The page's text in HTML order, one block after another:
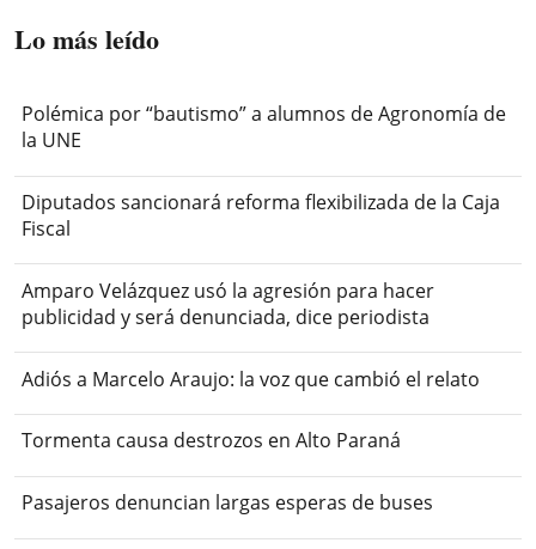
Lo más leído
Polémica por “bautismo” a alumnos de Agronomía de
la UNE
Diputados sancionará reforma flexibilizada de la Caja
Fiscal
Amparo Velázquez usó la agresión para hacer
publicidad y será denunciada, dice periodista
Adiós a Marcelo Araujo: la voz que cambió el relato
Tormenta causa destrozos en Alto Paraná
Pasajeros denuncian largas esperas de buses